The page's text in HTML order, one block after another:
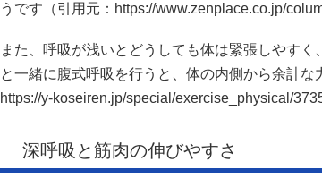
うです（引用元：https://www.zenplace.co.jp/
また、呼吸が浅いとどうしても体は緊張しやす
と一緒に腹式呼吸を行うと、体の内側から余計
https://y-koseiren.jp/special/exercise_physical/3735
深呼吸と筋肉の伸びやすさ